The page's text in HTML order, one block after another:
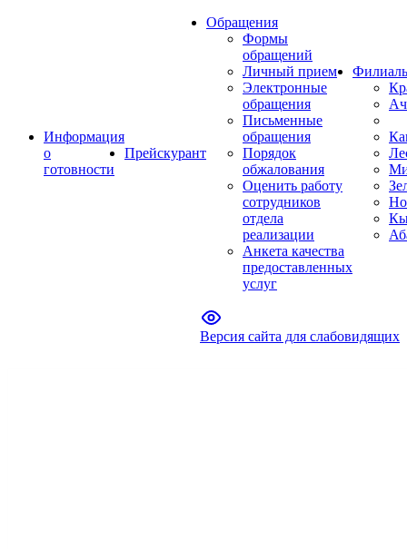
Информация
о
готовности
Прейскурант
Обращения
Формы
обращений
Личный прием
Электронные
обращения
Письменные
обращения
Порядок
обжалования
Оценить работу
сотрудников
отдела
реализации
Анкета качества
предоставленных
услуг
Версия сайта для слабовидящих